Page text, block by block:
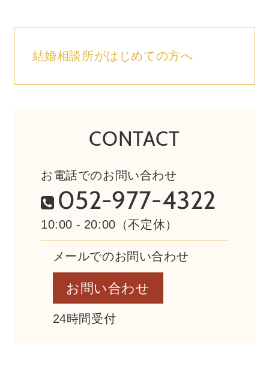
結婚相談所がはじめての方へ
CONTACT
お電話でのお問い合わせ
052-977-4322
10:00 - 20:00（不定休）
メールでのお問い合わせ
お問い合わせ
24時間受付